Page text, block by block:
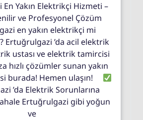
Yakın Elektrikçi Hizmeti –
ve Profesyonel Çözüm
en yakın elektrikçi mi
Ertuğrulgazi ’da acil elektrik
ustası ve elektrik tamircisi
hızlı çözümler sunan yakın
burada! Hemen ulaşın!
’da Elektrik Sorunlarına
Ertuğrulgazi gibi yoğun
ve